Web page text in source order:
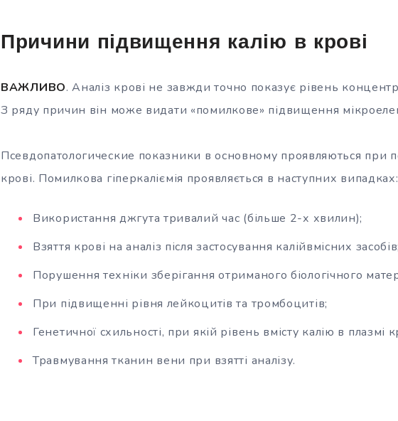
Причини підвищення калію в крові
ВАЖЛИВО. Аналіз крові не завжди точно показує рівень
З ряду причин він може видати «помилкове» підвищення
Псевдопатологические показники в основному проявляються при
крові. Помилкова гіперкаліємія проявляється в наступних випадках:
Використання джгута тривалий час (більше 2-х хвилин);
Взяття крові на аналіз після застосування калійвмісних засобів;
Порушення техніки зберігання отриманого біологічного
При підвищенні рівня лейкоцитів та тромбоцитів;
Генетичної схильності, при якій рівень вмісту калію в
Травмування тканин вени при взятті аналізу.